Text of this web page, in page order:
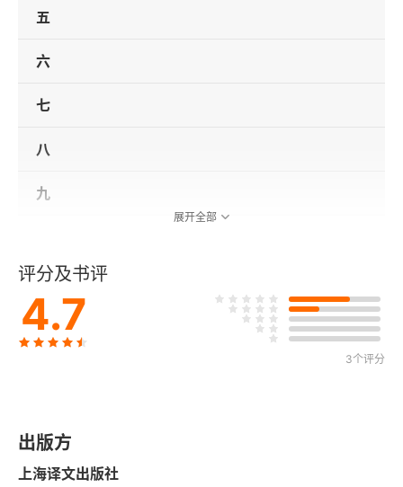
五
六
七
八
九
一一
一二
展开全部
评分及书评
4.7
3个评分
出版方
上海译文出版社